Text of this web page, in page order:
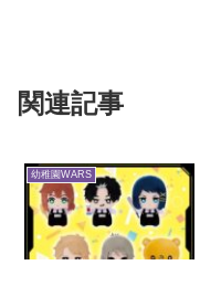
関連記事
幼稚園WARS